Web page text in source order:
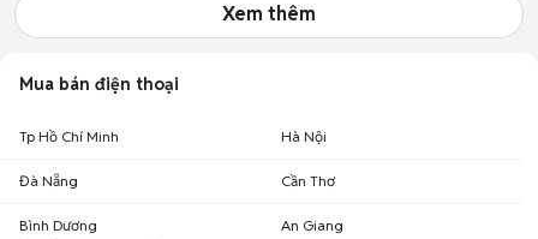
Xem thêm
Mua bán điện thoại
Tp Hồ Chí Minh Hà Nội
Đà Nẵng Cần Thơ
Bình Dương
An Giang